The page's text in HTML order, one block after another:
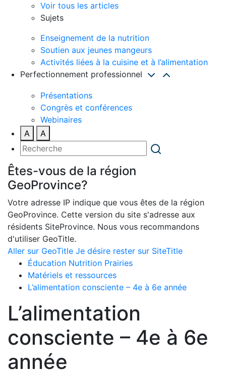
Voir tous les articles
Sujets
Enseignement de la nutrition
Soutien aux jeunes mangeurs
Activités liées à la cuisine et à l’alimentation
Perfectionnement professionnel
Présentations
Congrès et conférences
Webinaires
A
A
Êtes-vous de la région
GeoProvince?
Votre adresse IP indique que vous êtes de la région
GeoProvince. Cette version du site s'adresse aux
résidents SiteProvince. Nous vous recommandons
d'utiliser GeoTitle.
Aller sur GeoTitle Je désire rester sur SiteTitle
Éducation Nutrition Prairies
Matériels et ressources
L’alimentation consciente – 4e à 6e année
L’alimentation
consciente – 4e à 6e
année